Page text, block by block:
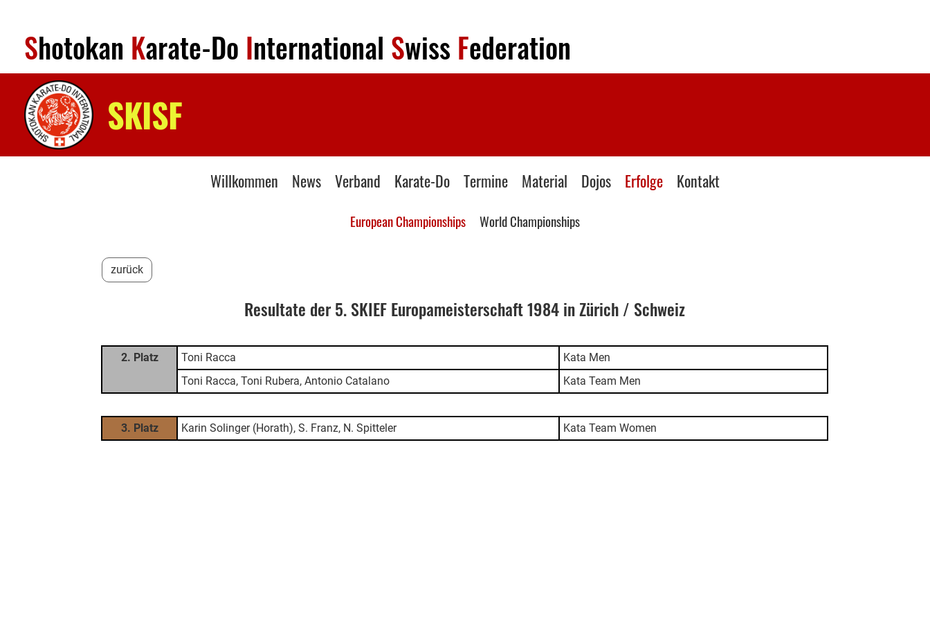
Shotokan Karate-Do International Swiss Federation
SKISF
Willkommen News Verband Karate-Do Termine Material Dojos Erfolge Kontakt
European Championships World Championships
zurück
Resultate der 5. SKIEF Europameisterschaft 1984 in Zürich / Schweiz
2. Platz Toni Racca
Kata Men
Toni Racca, Toni Rubera, Antonio Catalano
Kata Team Men
3. Platz Karin Solinger (Horath), S. Franz, N. Spitteler Kata Team Women